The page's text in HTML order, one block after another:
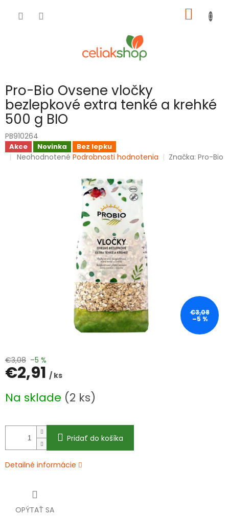
KOŠÍK
Pro-Bio Ovsene vločky
bezlepkové extra tenké a krehké
500 g BIO
PB910264
Akce Novinka Bez lepku
Priemerné
Neohodnotené Podrobnosti hodnotenia Značka: Pro-Bio
€3,08
–5 %
€3,08 –5 %
€2,91 / ks
cena:
Na sklade (2 ks)
Pridať do košíka
Detailné informácie
OPÝTAŤ SA